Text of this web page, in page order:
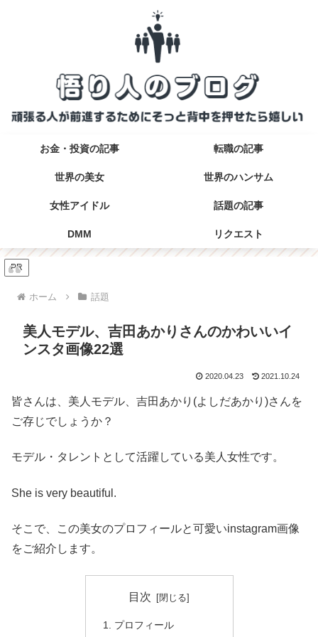
お金・投資の記事 転職の記事
世界の美女 世界のハンサム
女性アイドル 話題の記事
DMM リクエスト
PR
ホーム 話題
美人モデル、吉田あかりさんのかわいいイ
ンスタ画像22選
2020.04.23 2021.10.24
皆さんは、美人モデル、吉田あかり(よしだあかり)さんを
ご存じでしょうか？
モデル・タレントとして活躍している美人女性です。
She is very beautiful.
そこで、この美女のプロフィールと可愛いinstagram画像
をご紹介します。
目次
プロフィール